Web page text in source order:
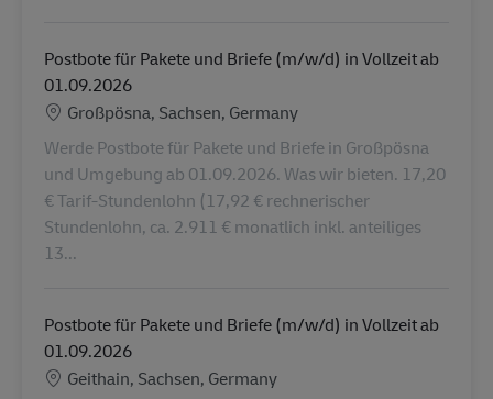
Postbote für Pakete und Briefe (m/w/d) in Vollzeit ab
01.09.2026
Location
Großpösna, Sachsen, Germany
Werde Postbote für Pakete und Briefe in Großpösna
und Umgebung ab 01.09.2026. Was wir bieten. 17,20
€ Tarif-Stundenlohn (17,92 € rechnerischer
Stundenlohn, ca. 2.911 € monatlich inkl. anteiliges
13...
Postbote für Pakete und Briefe (m/w/d) in Vollzeit ab
01.09.2026
Location
Geithain, Sachsen, Germany